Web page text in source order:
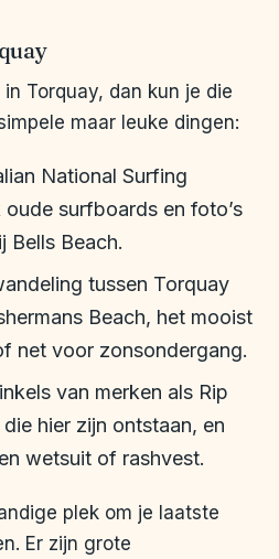
Torquay, dan kun je die
maar leuke dingen:
National Surfing
surfboards en foto’s
Bells Beach.
tussen Torquay
Beach, het mooist
net voor zonsondergang.
van merken als Rip
hier zijn ontstaan, en
wetsuit of rashvest.
plek om je laatste
Er zijn grote